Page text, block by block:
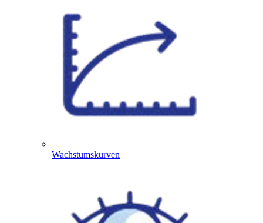
Wachstumskurven